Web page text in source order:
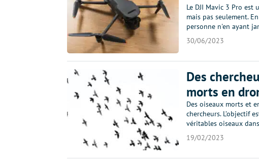
Le DJI Mavic 3 Pro
mais pas seulement.
personne n'en ayant
30/06/2023
Des
morts en
Des oiseaux morts et
chercheurs. L’objectif
véritables oiseaux
19/02/2023